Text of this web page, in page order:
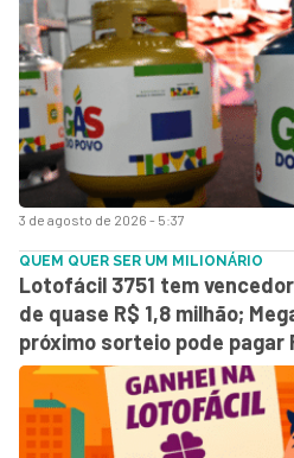
3 de agosto de 2026 - 5:37
QUEM QUER SER UM MILIONÁRIO
Lotofácil 3751 tem
de quase R$ 1,8 milhão;
próximo sorteio pode pagar